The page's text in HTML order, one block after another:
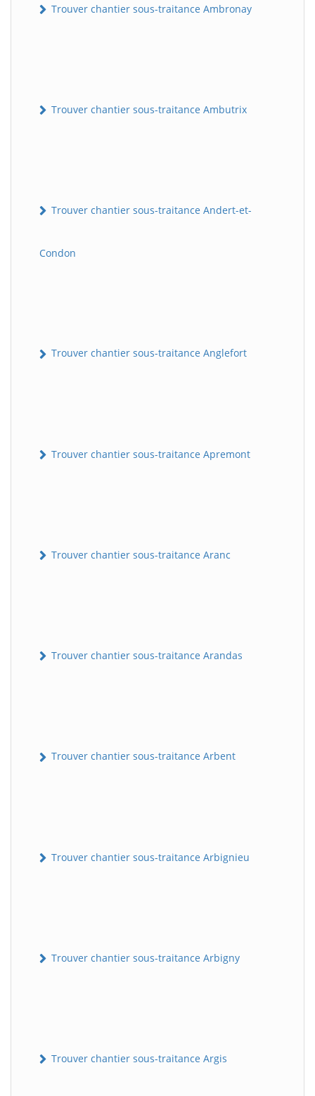
Trouver chantier sous-traitance Ambronay
Trouver chantier sous-traitance Ambutrix
Trouver chantier sous-traitance Andert-et-
Condon
Trouver chantier sous-traitance Anglefort
Trouver chantier sous-traitance Apremont
Trouver chantier sous-traitance Aranc
Trouver chantier sous-traitance Arandas
Trouver chantier sous-traitance Arbent
Trouver chantier sous-traitance Arbignieu
Trouver chantier sous-traitance Arbigny
Trouver chantier sous-traitance Argis